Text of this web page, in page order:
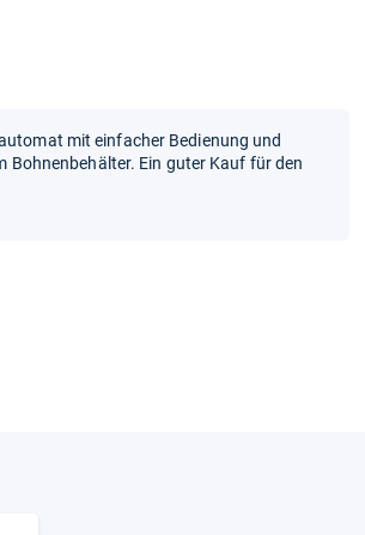
mit einfacher Bedienung und
Bohnenbehälter. Ein guter Kauf für den